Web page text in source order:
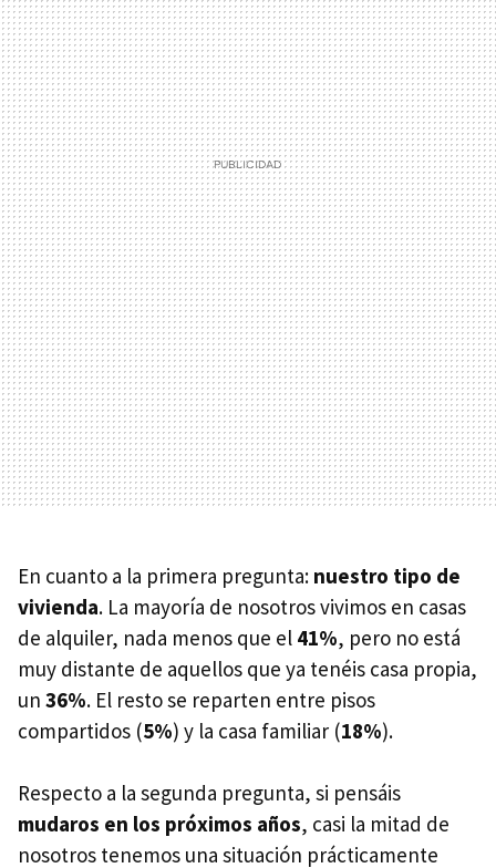
En cuanto a la primera pregunta: nuestro tipo de
vivienda. La mayoría de nosotros vivimos en casas
de alquiler, nada menos que el 41%, pero no está
muy distante de aquellos que ya tenéis casa propia,
un 36%. El resto se reparten entre pisos
compartidos (5%) y la casa familiar (18%).
Respecto a la segunda pregunta, si pensáis
mudaros en los próximos años, casi la mitad de
nosotros tenemos una situación prácticamente